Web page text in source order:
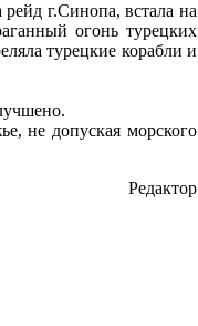
г.Синопа, встала на
огонь турецких
турецкие корабли и
не допуская морского
Редактор